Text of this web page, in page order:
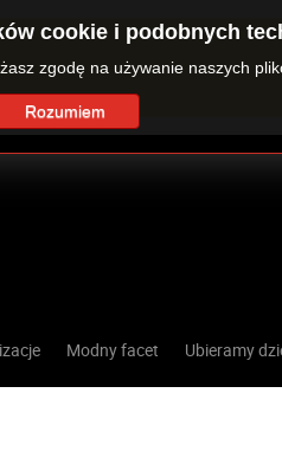
Modny facet Ubieramy
cookie i podobnych
zgodę na używanie naszych
Rozumiem